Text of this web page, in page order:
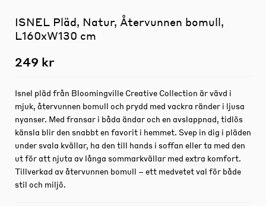
ISNEL Pläd, Natur, Återvunnen bomull,
L160xW130 cm
249 kr
Isnel pläd från Bloomingville Creative Collection är vävd i
mjuk, återvunnen bomull och prydd med vackra ränder i ljusa
nyanser. Med fransar i båda ändar och en avslappnad, tidlös
känsla blir den snabbt en favorit i hemmet. Svep in dig i pläden
under svala kvällar, ha den till hands i soffan eller ta med den
ut för att njuta av långa sommarkvällar med extra komfort.
Tillverkad av återvunnen bomull – ett medvetet val för både
stil och miljö.